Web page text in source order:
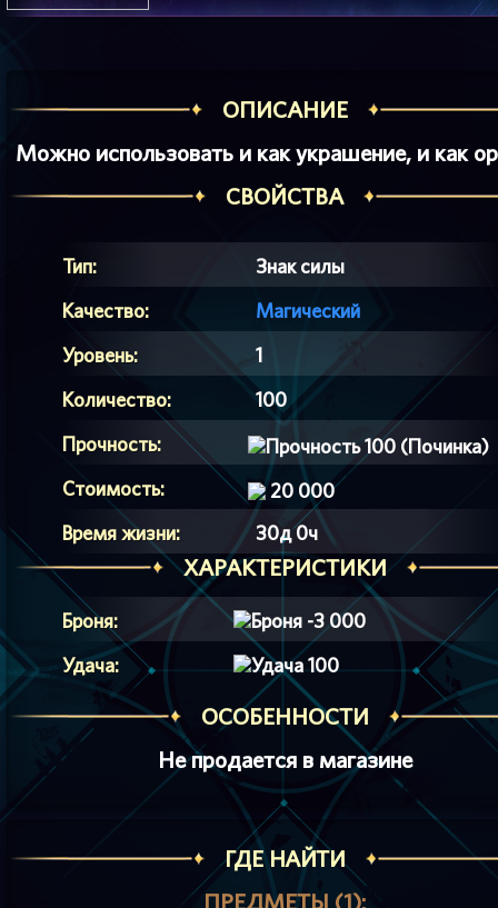
ОПИСАНИЕ
Можно использовать и как украшение, и как
СВОЙСТВА
Тип:
Знак силы
Качество:
Магический
Уровень:
1
Количество:
100
Прочность:
100 (Починка)
Стоимость:
20 000
Время жизни:
30д 0ч
ХАРАКТЕРИСТИКИ
Броня:
-3 000
Удача:
100
ОСОБЕННОСТИ
Не продается в магазине
ГДЕ НАЙТИ
ПРЕДМЕТЫ (1):